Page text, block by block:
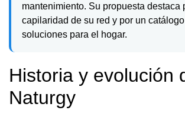
mantenimiento. Su propuesta destaca
capilaridad de su red y por un
soluciones para el hogar.
Historia y evolución
Naturgy